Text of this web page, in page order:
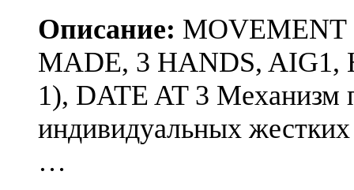
Описание: MOVEMENT
MADE, 3 HANDS,
1), DATE AT 3 Механизм
индивидуальных
…